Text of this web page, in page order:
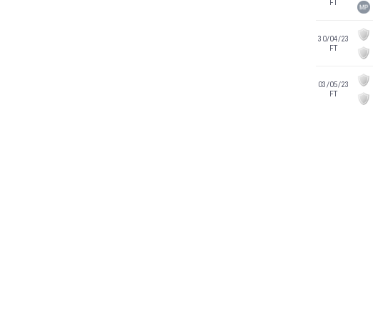
FT
30/04/23
FT
03/05/23
FT